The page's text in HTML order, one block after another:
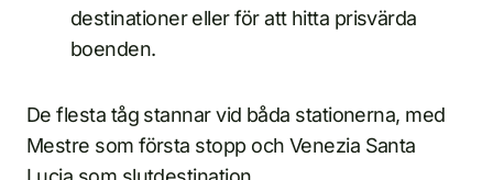
destinationer eller för att hitta prisvärda
boenden.
De flesta tåg stannar vid båda stationerna, med
Mestre som första stopp och Venezia Santa